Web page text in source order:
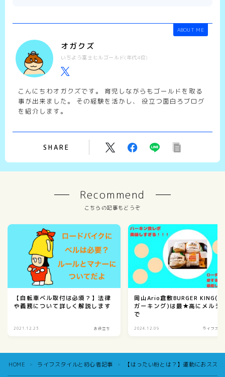
ABOUT ME
オガクズ
いちよう富士ヒルゴールド(年代4位)
こんにちわオガクズです。 育児しながらもゴールドを取る
事が出来ました。 その経験を活かし、 役立つ面白ろブログ
を紹介します。
SHARE
Recommend
こちらの記事もどうぞ
【自転車ベル取付は必須？】法律
や義務について詳しく解説します
2021.12.23 お役立ち
岡山Ario倉敷BURGER KING(
ガーキング)は最★高にメルシ
で
2024.12.09 ライフスタ
HOME ＞ ライフスタイルと初心者記事 ＞ 【はったい粉とは？】運動におスス